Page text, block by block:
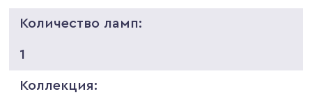
Количество ламп:
1
Коллекция: